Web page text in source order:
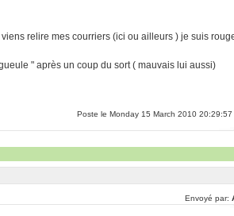
relire mes courriers (ici ou ailleurs ) je suis
" après un coup du sort ( mauvais lui aussi)
Poste le Monday 15 March 2010 20:29:57
Envoyé par: